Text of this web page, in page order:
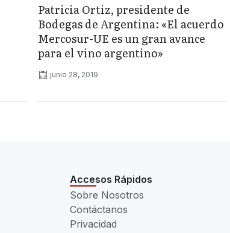
Patricia Ortiz, presidente de
Bodegas de Argentina: «El acuerdo
Mercosur-UE es un gran avance
para el vino argentino»
junio 28, 2019
Accesos Rápidos
Sobre Nosotros
Contáctanos
Privacidad